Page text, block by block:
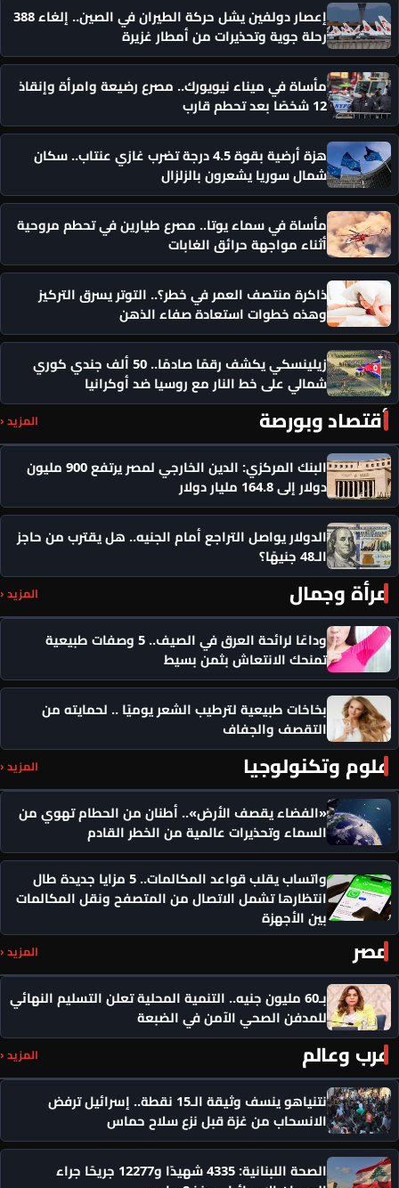
إعصار دولفين يشل حركة الطيران في الصين.. إلغاء 388
رحلة جوية وتحذيرات من أمطار غزيرة
مأساة في ميناء نيويورك.. مصرع رضيعة وامرأة وإنقاذ
12 شخصًا بعد تحطم قارب
هزة أرضية بقوة 4.5 درجة تضرب غازي عنتاب.. سكان
شمال سوريا يشعرون بالزلزال
مأساة في سماء يوتا.. مصرع طيارين في تحطم مروحية
أثناء مواجهة حرائق الغابات
ذاكرة منتصف العمر في خطر؟.. التوتر يسرق التركيز
وهذه خطوات استعادة صفاء الذهن
زيلينسكي يكشف رقمًا صادمًا.. 50 ألف جندي كوري
شمالي على خط النار مع روسيا ضد أوكرانيا
أقتصاد وبورصة المزيد ‹
البنك المركزي: الدين الخارجي لمصر يرتفع 900 مليون
دولار إلى 164.8 مليار دولار
الدولار يواصل التراجع أمام الجنيه.. هل يقترب من حاجز
الـ48 جنيهًا؟
مرأة وجمال المزيد ‹
وداعًا لرائحة العرق في الصيف.. 5 وصفات طبيعية
تمنحك الانتعاش بثمن بسيط
بخاخات طبيعية لترطيب الشعر يوميًا .. لحمايته من
التقصف والجفاف
علوم وتكنولوجيا المزيد ‹
«الفضاء يقصف الأرض».. أطنان من الحطام تهوي من
السماء وتحذيرات عالمية من الخطر القادم
واتساب يقلب قواعد المكالمات.. 5 مزايا جديدة طال
انتظارها تشمل الاتصال من المتصفح ونقل المكالمات
بين الأجهزة
مصر المزيد ‹
بـ60 مليون جنيه.. التنمية المحلية تعلن التسليم النهائي
للمدفن الصحي الآمن في الضبعة
عرب وعالم المزيد ‹
نتنياهو ينسف وثيقة الـ15 نقطة.. إسرائيل ترفض
الانسحاب من غزة قبل نزع سلاح حماس
الصحة اللبنانية: 4335 شهيدًا و12277 جريحًا جراء